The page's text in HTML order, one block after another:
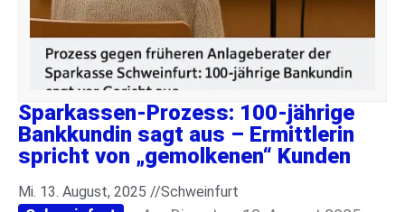
Sparkassen-Prozess: 100-jährige
Bankkundin sagt aus – Ermittlerin
spricht von „gemolkenen“ Kunden
Mi. 13. August, 2025 //Schweinfurt